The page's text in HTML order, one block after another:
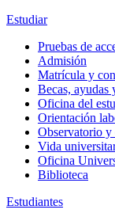
Estudiar
Pruebas de
Admisión
Matrícula y
Becas, ayudas
Oficina del
Orientación
Observatorio y
Vida
Oficina
Biblioteca
Estudiantes